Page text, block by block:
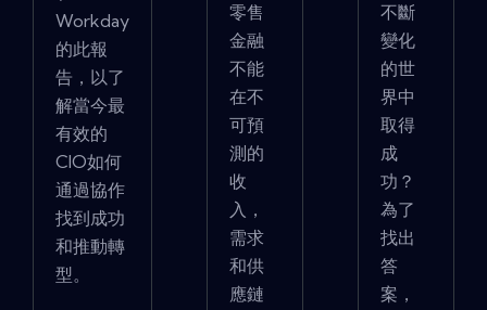
Workday
的此報
告，以了
解當今最
有效的
CIO如何
通過協作
找到成功
和推動轉
型。
零售
金融
不能
在不
可預
測的
收
入，
需求
和供
應鏈
不斷
變化
的世
界中
取得
成
功？
為了
找出
答
案，